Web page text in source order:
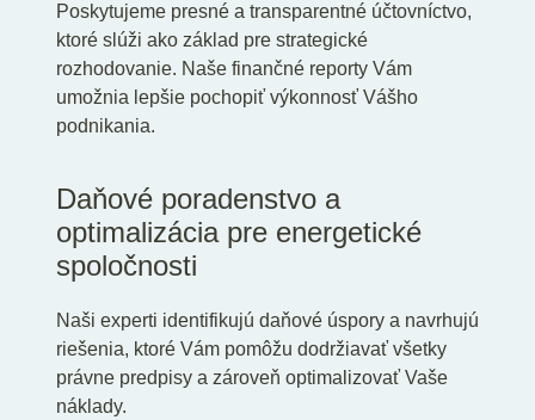
Poskytujeme presné a transparentné účtovníctvo,
ktoré slúži ako základ pre strategické
rozhodovanie. Naše finančné reporty Vám
umožnia lepšie pochopiť výkonnosť Vášho
podnikania.
Daňové poradenstvo a
optimalizácia pre energetické
spoločnosti
Naši experti identifikujú daňové úspory a navrhujú
riešenia, ktoré Vám pomôžu dodržiavať všetky
právne predpisy a zároveň optimalizovať Vaše
náklady.